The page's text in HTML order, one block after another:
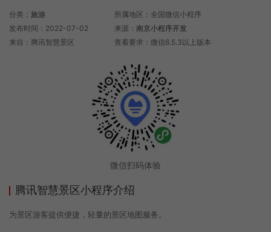
分类： 旅游
发布时间：2022-07-02
来自：腾讯智慧景区
所属地区：全国微信小程序
来源： 南京小程序开发
查看要求：微信6.5.3以上版本
微信扫码体验
腾讯智慧景区小程序介绍
为景区游客提供便捷，轻量的景区地图服务。